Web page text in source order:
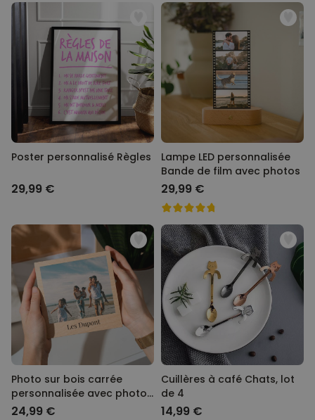
Poster personnalisé Règles
29,99 €
Lampe LED personnalisée
Bande de film avec photos
29,99 €
Photo sur bois carrée
personnalisée avec photo
et texte
24,99 €
Cuillères à café Chats, lot
de 4
14,99 €